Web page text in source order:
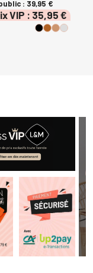
: 39,95 €
VIP : 35,95 €